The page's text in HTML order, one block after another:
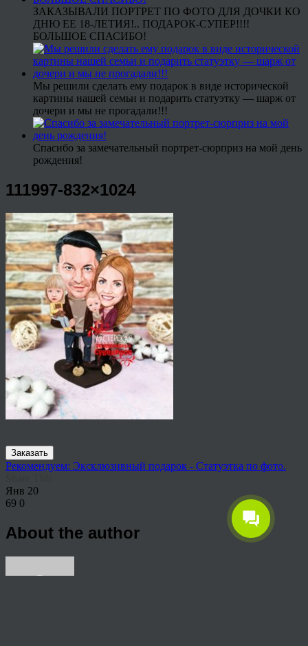
ЗАКАЗЫВАЛИ ПОРТРЕТ ПО ФОТО ДЛЯ ДОЧКИ КО
ДНЮ ЕЕ 18-ЛЕТИЯ!.. ПОДАРОК-СУПЕР!!!!
БОЛЬШОЕ СПАСИБО!
Мы решили сделать ему подарок в виде исторической
картины нашей семьи и подарить статуэтку — шарж от
дочери и мы не прогадали!!!
Спасибо за замечательный портрет-сюрприз на мой день
рождения!
111997-832×1024
Заказать
Рекомендуем: Эксклюзивный подарок - Статуэтка по фото.
Янв 20
69 0
About the author